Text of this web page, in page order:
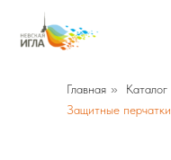
Главная » Каталог
Защитные перчатки